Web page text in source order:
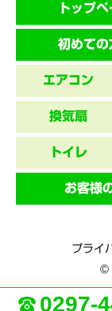
0297-
トップ
初めての
エアコン
換気扇
トイレ
お客様
プライ
©